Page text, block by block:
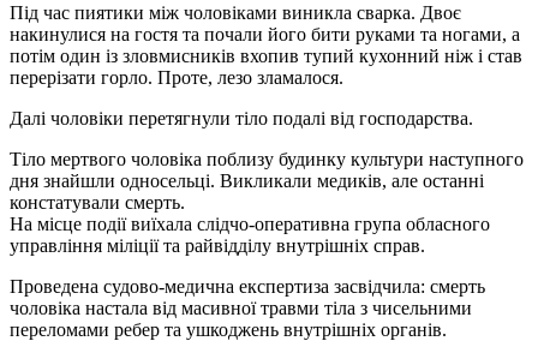
Під час пиятики між чоловіками виникла сварка. Двоє
накинулися на гостя та почали його бити руками та ногами, а
потім один із зловмисників вхопив тупий кухонний ніж і став
перерізати горло. Проте, лезо зламалося.
Далі чоловіки перетягнули тіло подалі від господарства.
Тіло мертвого чоловіка поблизу будинку культури наступного
дня знайшли односельці. Викликали медиків, але останні
констатували смерть.
На місце події виїхала слідчо-оперативна група обласного
управління міліції та райвідділу внутрішніх справ.
Проведена судово-медична експертиза засвідчила: смерть
чоловіка настала від масивної травми тіла з чисельними
переломами ребер та ушкоджень внутрішніх органів.